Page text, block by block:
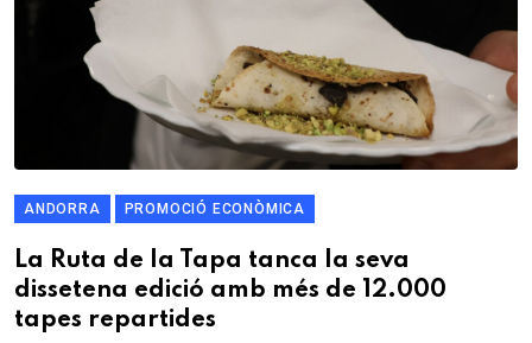
ANDORRA PROMOCIÓ ECONÒMICA
La Ruta de la Tapa tanca la seva
dissetena edició amb més de 12.000
tapes repartides